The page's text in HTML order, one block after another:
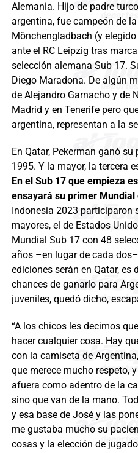
Alemania. Hijo de padre
argentina, fue campeón de
Mönchengladbach (y
ante el RC Leipzig tras
selección alemana Sub 17.
Diego Maradona. De algún
de Alejandro Garnacho y de
Madrid y en Tenerife pero
argentina, representan a la
En Qatar, Pekerman ganó
1995. Y la mayor, la tercera
En el Sub 17 que empieza
ensayará su primer Mundial
Indonesia 2023 participaron
mayores, el de Estados
Mundial Sub 17 con 48
años –en lugar de cada
ediciones serán en Qatar, es
chances de ganarlo para
juveniles, quedó dicho,
“A los chicos les decimos
hacer cualquier cosa. Hay
con la camiseta de
que merece mucho respeto,
afuera como adentro de la
sino que van de la mano.
y esa base de José y las
me gustaba mucho su
cosas y la elección de